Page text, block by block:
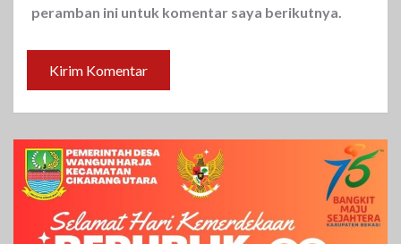
peramban ini untuk komentar saya berikutnya.